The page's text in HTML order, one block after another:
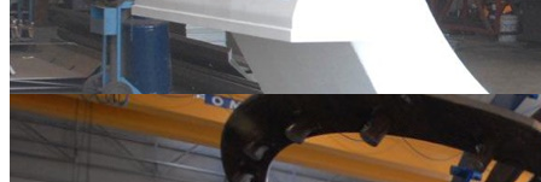
Carpenterie Metalliche